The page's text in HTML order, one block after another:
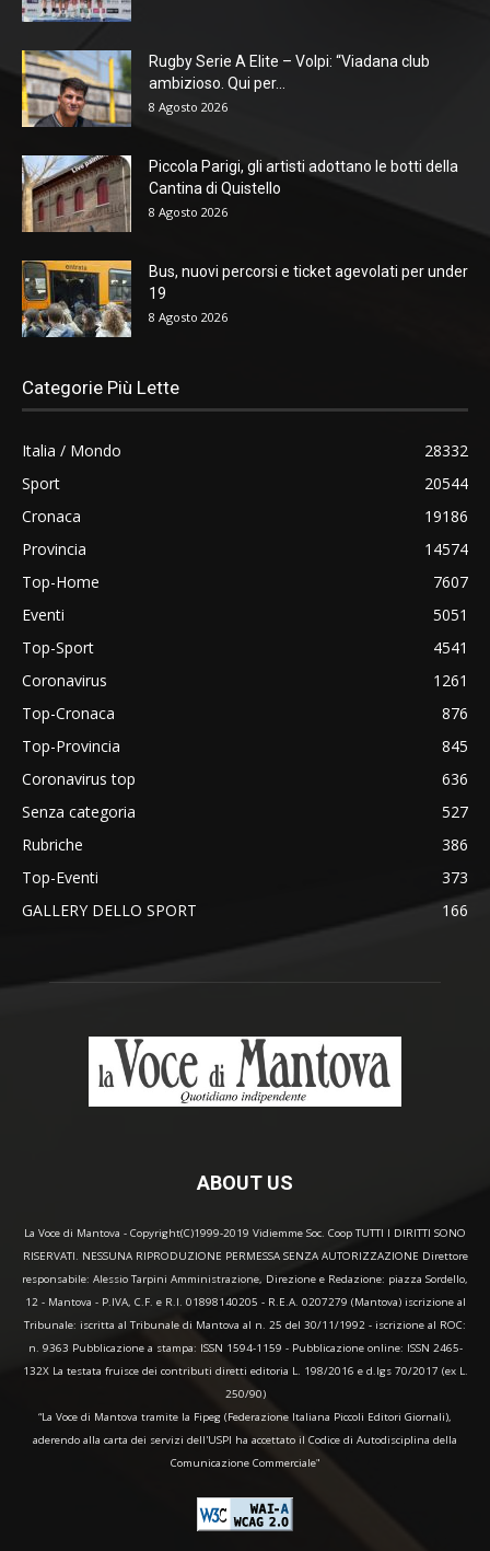
Rugby Serie A Elite – Volpi: “Viadana club
ambizioso. Qui per...
8 Agosto 2026
Piccola Parigi, gli artisti adottano le botti della
Cantina di Quistello
8 Agosto 2026
Bus, nuovi percorsi e ticket agevolati per under
19
8 Agosto 2026
Categorie Più Lette
Italia / Mondo
28332
Sport
20544
Cronaca
19186
Provincia
14574
Top-Home
7607
Eventi
5051
Top-Sport
4541
Coronavirus
1261
Top-Cronaca
876
Top-Provincia
845
Coronavirus top
636
Senza categoria
527
Rubriche
386
Top-Eventi
373
GALLERY DELLO SPORT
166
ABOUT US
La Voce di Mantova - Copyright(C)1999-2019 Vidiemme Soc. Coop TUTTI I DIRITTI SONO
RISERVATI. NESSUNA RIPRODUZIONE PERMESSA SENZA AUTORIZZAZIONE Direttore
responsabile: Alessio Tarpini Amministrazione, Direzione e Redazione: piazza Sordello,
12 - Mantova - P.IVA, C.F. e R.I. 01898140205 - R.E.A. 0207279 (Mantova) iscrizione al
Tribunale: iscritta al Tribunale di Mantova al n. 25 del 30/11/1992 - iscrizione al ROC:
n. 9363 Pubblicazione a stampa: ISSN 1594-1159 - Pubblicazione online: ISSN 2465-
132X La testata fruisce dei contributi diretti editoria L. 198/2016 e d.lgs 70/2017 (ex L.
250/90)
“La Voce di Mantova tramite la Fipeg (Federazione Italiana Piccoli Editori Giornali),
aderendo alla carta dei servizi dell'USPI ha accettato il Codice di Autodisciplina della
Comunicazione Commerciale"